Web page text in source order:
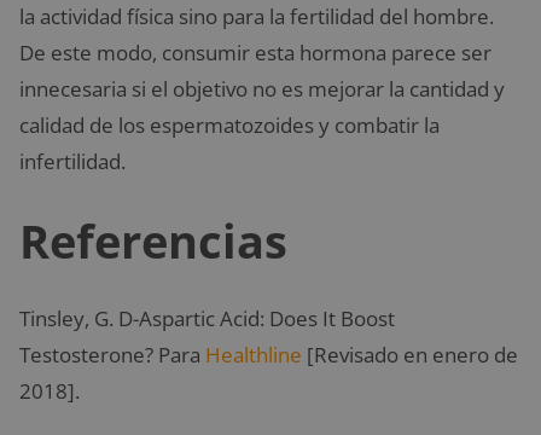
la actividad física sino para la fertilidad del hombre.
De este modo, consumir esta hormona parece ser
innecesaria si el objetivo no es mejorar la cantidad y
calidad de los espermatozoides y combatir la
infertilidad.
Referencias
Tinsley, G. D-Aspartic Acid: Does It Boost
Testosterone? Para Healthline [Revisado en enero de
2018].